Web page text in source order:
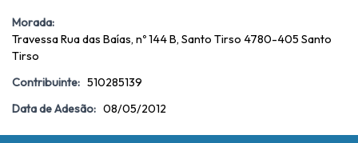
Morada:
Travessa Rua das Baías, nº 144 B, Santo Tirso 4780-405 Santo
Tirso
Contribuinte: 510285139
Data de Adesão: 08/05/2012